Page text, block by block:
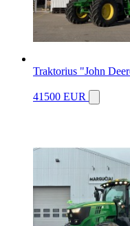
Traktorius "John
41500 EUR